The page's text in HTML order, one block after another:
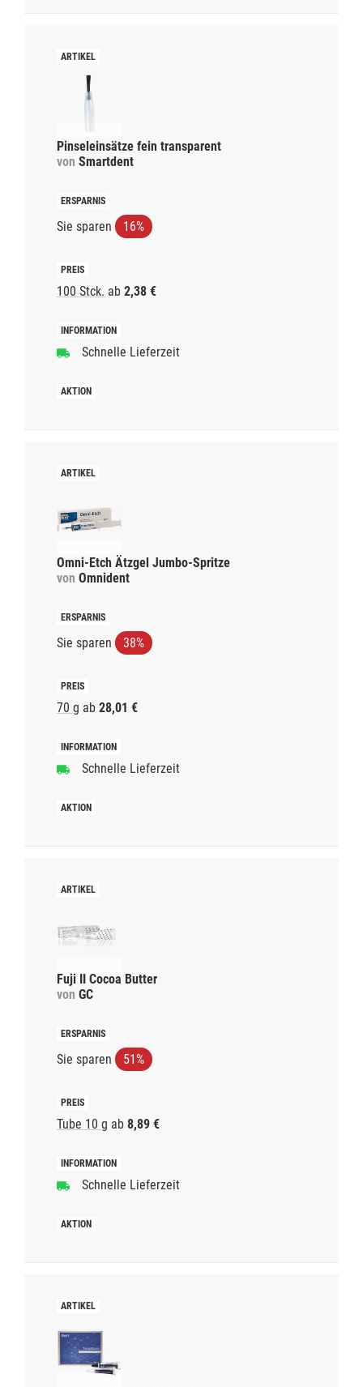
Pinseleinsätze fein transparent
von Smartdent
Sie sparen 16%
100 Stck. ab 2,38 €
Schnelle Lieferzeit
Omni-Etch Ätzgel Jumbo-Spritze
von Omnident
Sie sparen 38%
70 g ab 28,01 €
Schnelle Lieferzeit
Fuji II Cocoa Butter
von GC
Sie sparen 51%
Tube 10 g ab 8,89 €
Schnelle Lieferzeit